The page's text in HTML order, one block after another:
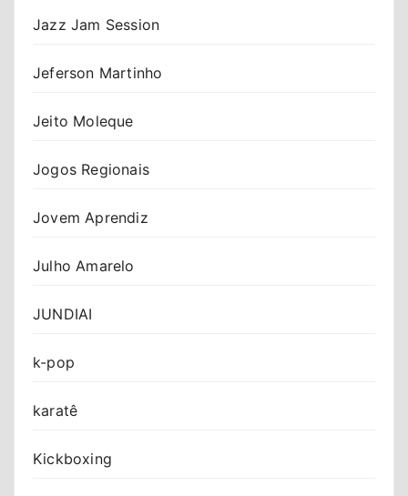
Jazz Jam Session
Jeferson Martinho
Jeito Moleque
Jogos Regionais
Jovem Aprendiz
Julho Amarelo
JUNDIAI
k-pop
karatê
Kickboxing